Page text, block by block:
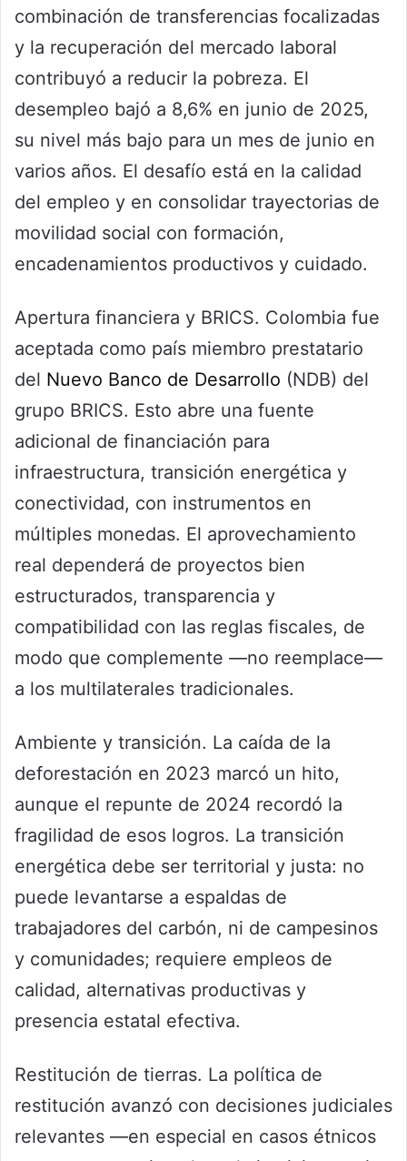
combinación de transferencias focalizadas
y la recuperación del mercado laboral
contribuyó a reducir la pobreza. El
desempleo bajó a 8,6% en junio de 2025,
su nivel más bajo para un mes de junio en
varios años. El desafío está en la calidad
del empleo y en consolidar trayectorias de
movilidad social con formación,
encadenamientos productivos y cuidado.
Apertura financiera y BRICS. Colombia fue
aceptada como país miembro prestatario
del Nuevo Banco de Desarrollo (NDB) del
grupo BRICS. Esto abre una fuente
adicional de financiación para
infraestructura, transición energética y
conectividad, con instrumentos en
múltiples monedas. El aprovechamiento
real dependerá de proyectos bien
estructurados, transparencia y
compatibilidad con las reglas fiscales, de
modo que complemente —no reemplace—
a los multilaterales tradicionales.
Ambiente y transición. La caída de la
deforestación en 2023 marcó un hito,
aunque el repunte de 2024 recordó la
fragilidad de esos logros. La transición
energética debe ser territorial y justa: no
puede levantarse a espaldas de
trabajadores del carbón, ni de campesinos
y comunidades; requiere empleos de
calidad, alternativas productivas y
presencia estatal efectiva.
Restitución de tierras. La política de
restitución avanzó con decisiones judiciales
relevantes —en especial en casos étnicos